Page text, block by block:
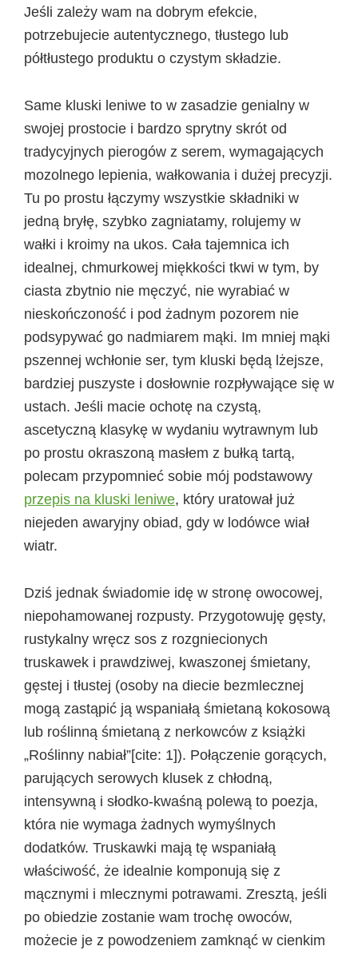
Jeśli zależy wam na dobrym efekcie,
potrzebujecie autentycznego, tłustego lub
półtłustego produktu o czystym składzie.
Same kluski leniwe to w zasadzie genialny w
swojej prostocie i bardzo sprytny skrót od
tradycyjnych pierogów z serem, wymagających
mozolnego lepienia, wałkowania i dużej precyzji.
Tu po prostu łączymy wszystkie składniki w
jedną bryłę, szybko zagniatamy, rolujemy w
wałki i kroimy na ukos. Cała tajemnica ich
idealnej, chmurkowej miękkości tkwi w tym, by
ciasta zbytnio nie męczyć, nie wyrabiać w
nieskończoność i pod żadnym pozorem nie
podsypywać go nadmiarem mąki. Im mniej mąki
pszennej wchłonie ser, tym kluski będą lżejsze,
bardziej puszyste i dosłownie rozpływające się w
ustach. Jeśli macie ochotę na czystą,
ascetyczną klasykę w wydaniu wytrawnym lub
po prostu okraszoną masłem z bułką tartą,
polecam przypomnieć sobie mój podstawowy
przepis na kluski leniwe, który uratował już
niejeden awaryjny obiad, gdy w lodówce wiał
wiatr.
Dziś jednak świadomie idę w stronę owocowej,
niepohamowanej rozpusty. Przygotowuję gęsty,
rustykalny wręcz sos z rozgniecionych
truskawek i prawdziwej, kwaszonej śmietany,
gęstej i tłustej (osoby na diecie bezmlecznej
mogą zastąpić ją wspaniałą śmietaną kokosową
lub roślinną śmietaną z nerkowców z książki
„Roślinny nabiał”[cite: 1]). Połączenie gorących,
parujących serowych klusek z chłodną,
intensywną i słodko-kwaśną polewą to poezja,
która nie wymaga żadnych wymyślnych
dodatków. Truskawki mają tę wspaniałą
właściwość, że idealnie komponują się z
mącznymi i mlecznymi potrawami. Zresztą, jeśli
po obiedzie zostanie wam trochę owoców,
możecie je z powodzeniem zamknąć w cienkim